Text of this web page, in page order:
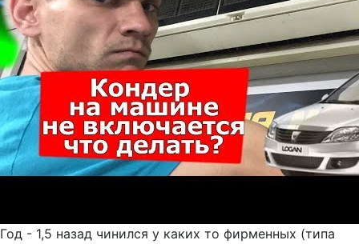
Год - 1,5 назад чинился у каких то фирменных (типа